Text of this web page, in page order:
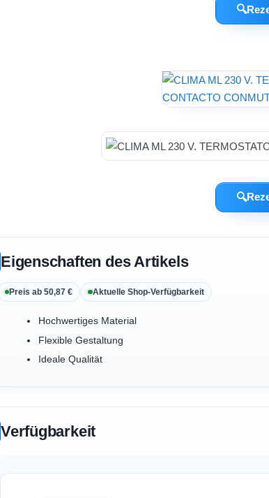
🔍
🔍
Eigenschaften des Artikels
Preis ab 50,87 € Aktuelle Shop-Verfügbarkeit
Hochwertiges Material
Flexible Gestaltung
Ideale Qualität
Verfügbarkeit